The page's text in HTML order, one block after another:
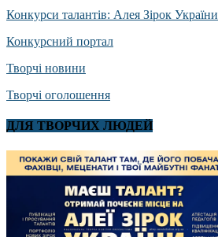
Конкурси талантів: Алея Зірок України
Конкурсний портал
Творчі новини
Творчі оголошення
ДЛЯ ТВОРЧИХ ЛЮДЕЙ